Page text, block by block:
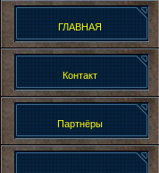
ГЛАВНАЯ
Контакт
Партнёры